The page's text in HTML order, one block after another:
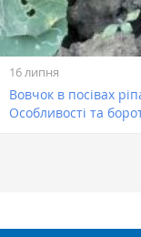
16 липня
Вовчок в посівах
Особливості та